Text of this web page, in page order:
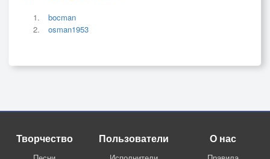
bocman
osman1953
Творчество Пользователи О нас